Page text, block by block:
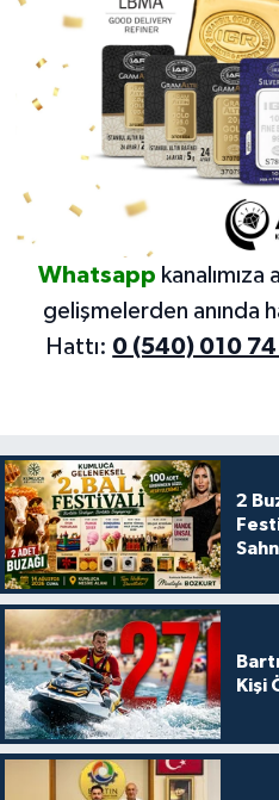
Whatsapp
gelişmelerden anında
Hattı: 0 (540) 010
2
Kişi